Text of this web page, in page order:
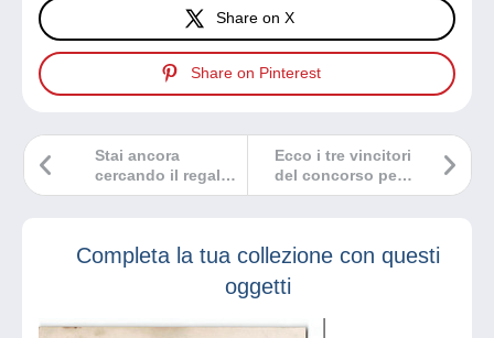
Share on X
Share on Pinterest
Ecco i tre vincitori
del concorso per il
25° anniversario!
Stai ancora
cercando il regalo
ideale per chi ami?
Completa la tua collezione con questi
oggetti